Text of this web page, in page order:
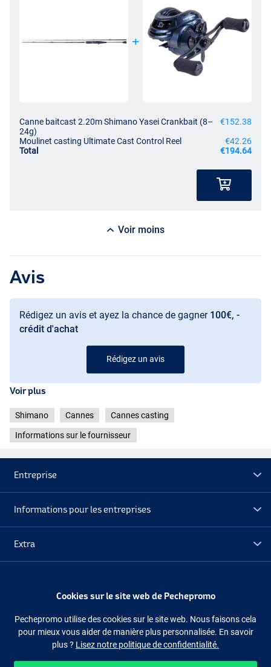
Canne baitcast 2.20m Shimano Yasei Crankbait (8–
24g)
€152.38
Moulinet casting Ultimate Cast Control Reel
€42.26
Total
€194.64
Voir moins
Avis
Rédigez un avis et ayez la chance de gagner 100€, -
crédit d'achat
Rédigez un avis
Voir plus
Shimano Cannes Cannes casting
Informations sur le fournisseur
Entreprise
Informations pour les entreprises
Extra
Suivez-nous Facebook Instagram
Cookies sur le site web de Pechepromo
Pechepromo utilise des cookies sur le site web. Nous faisons cela
pour mieux vous aider de manière plus personnalisée. En savoir
plus ? Lisez notre politique de confidentialité.